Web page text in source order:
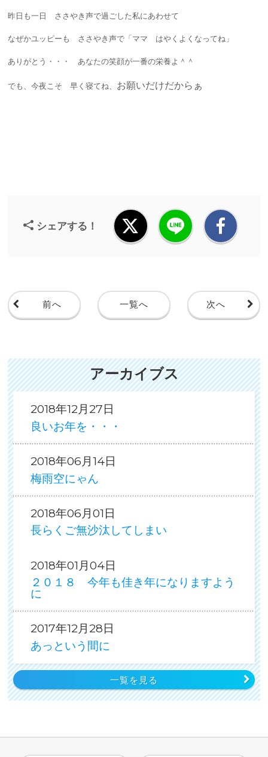
昨日も一日 ささやき声で過ごした私にあわせて
なぜかユッピーも ささやき声で「ママ はやくよくなってね」
ありがとう・・・ あなたの笑顔が一番の栄養よ＾＾
でも、今夜こそ 早く寝てね、 お願いだけだからぁ
シェアする！
前へ 一覧へ 次へ
アーカイブス
2018年12月27日
良いお年を・・・
2018年06月14日
梅雨空にゃん
2018年06月01日
長らくご無沙汰してしまい
2018年01月04日
２０１８ 今年も佳き年になりますよう
に
2017年12月28日
あっという間に
一覧を見る